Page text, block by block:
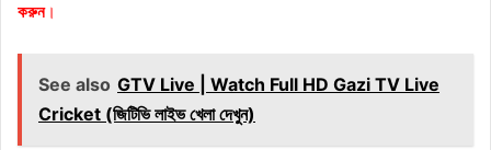
করুন।
See also GTV Live | Watch Full HD Gazi TV Live
Cricket (জিটিভি লাইভ খেলা দেখুন)